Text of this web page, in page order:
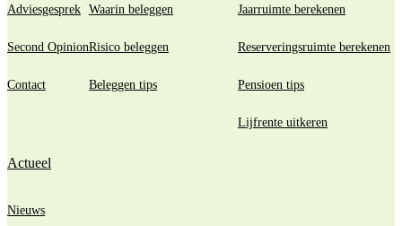
Adviesgesprek
Second Opinion
Contact
Waarin beleggen
Risico beleggen
Beleggen tips
Jaarruimte berekenen
Reserveringsruimte berekenen
Pensioen tips
Lijfrente uitkeren
Actueel
Nieuws